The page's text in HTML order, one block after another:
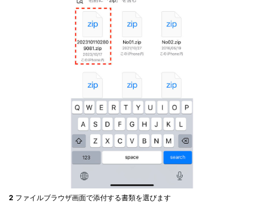
2 ファイルブラウザ画面で添付する書類を選びます